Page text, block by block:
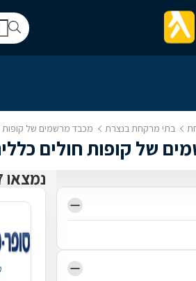
בתי מרקחת בנצרת מכבד מרשמים של קופות
של קופות חולים
נמצאו 7 בתי מרקחת